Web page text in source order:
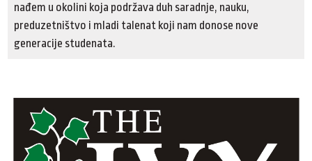
nađem u okolini koja podržava duh saradnje, nauku,
preduzetništvo i mladi talenat koji nam donose nove
generacije studenata.